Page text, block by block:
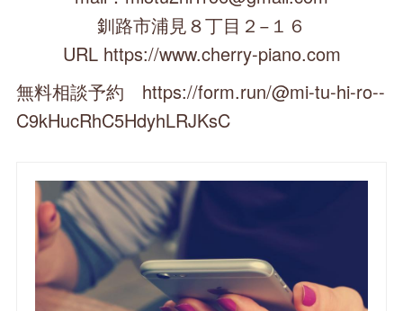
釧路市浦見８丁目２−１６
URL https://www.cherry-piano.com
無料相談予約 https://form.run/@mi-tu-hi-ro--
C9kHucRhC5HdyhLRJKsC